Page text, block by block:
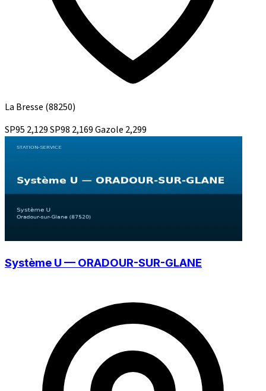
La Bresse (88250)
SP95 2,129SP98 2,169Gazole 2,299
Système U — ORADOUR-SUR-GLANE